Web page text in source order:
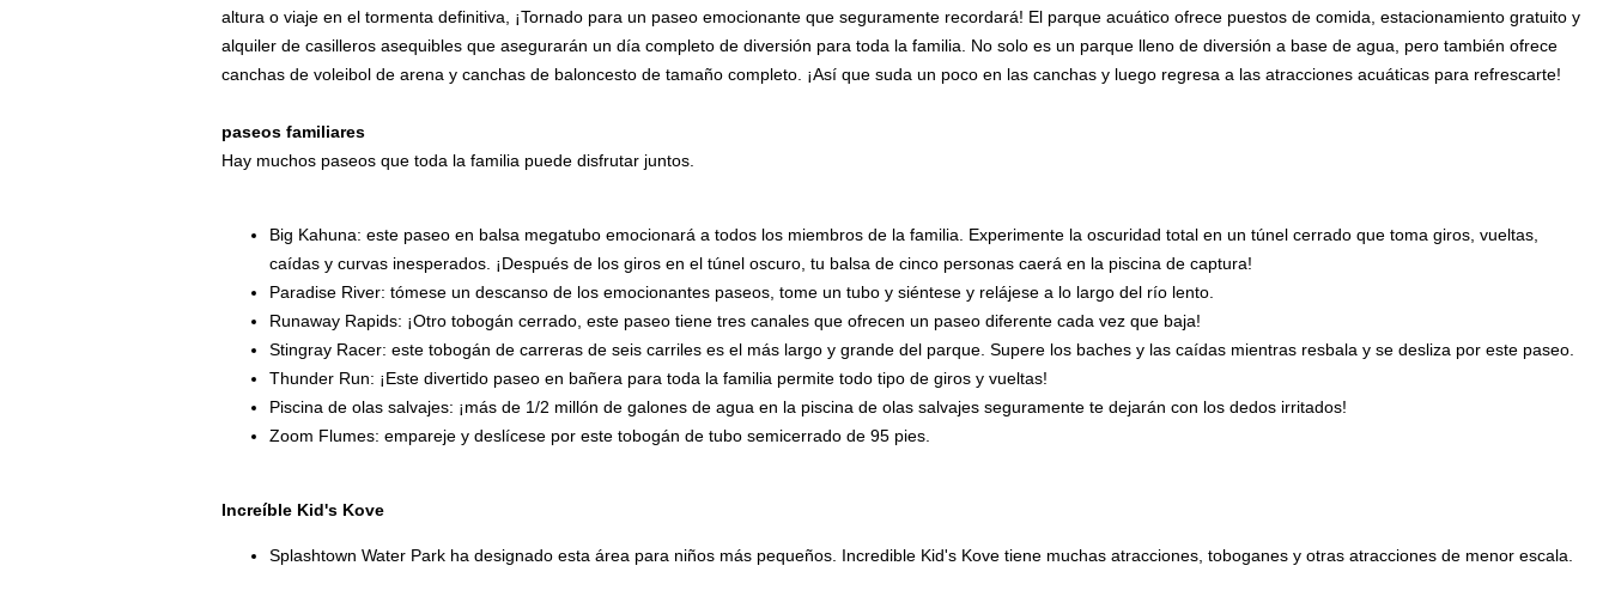
altura o viaje en el tormenta definitiva, ¡Tornado para un paseo emocionante que seguramente recordará! El parque acuático ofrece puestos de comida, estacionamiento gratuito y
alquiler de casilleros asequibles que asegurarán un día completo de diversión para toda la familia. No solo es un parque lleno de diversión a base de agua, pero también ofrece
canchas de voleibol de arena y canchas de baloncesto de tamaño completo. ¡Así que suda un poco en las canchas y luego regresa a las atracciones acuáticas para refrescarte!
paseos familiares
Hay muchos paseos que toda la familia puede disfrutar juntos.
Big Kahuna: este paseo en balsa megatubo emocionará a todos los miembros de la familia. Experimente la oscuridad total en un túnel cerrado que toma giros, vueltas,
caídas y curvas inesperados. ¡Después de los giros en el túnel oscuro, tu balsa de cinco personas caerá en la piscina de captura!
Paradise River: tómese un descanso de los emocionantes paseos, tome un tubo y siéntese y relájese a lo largo del río lento.
Runaway Rapids: ¡Otro tobogán cerrado, este paseo tiene tres canales que ofrecen un paseo diferente cada vez que baja!
Stingray Racer: este tobogán de carreras de seis carriles es el más largo y grande del parque. Supere los baches y las caídas mientras resbala y se desliza por este paseo.
Thunder Run: ¡Este divertido paseo en bañera para toda la familia permite todo tipo de giros y vueltas!
Piscina de olas salvajes: ¡más de 1/2 millón de galones de agua en la piscina de olas salvajes seguramente te dejarán con los dedos irritados!
Zoom Flumes: empareje y deslícese por este tobogán de tubo semicerrado de 95 pies.
Increíble Kid's Kove
Splashtown Water Park ha designado esta área para niños más pequeños. Incredible Kid's Kove tiene muchas atracciones, toboganes y otras atracciones de menor escala.